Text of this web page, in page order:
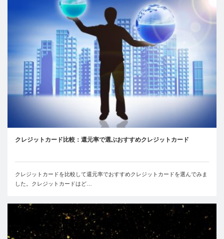
クレジットカード比較：還元率で選ぶおすすめクレジットカード
クレジットカードを比較して還元率でおすすめクレジットカードを選んでみま
した。クレジットカードはど…